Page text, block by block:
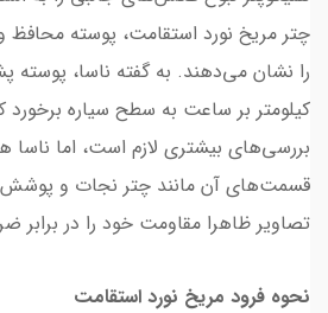
چتر مریخ نورد استقامت، پوسته
کیلومتر بر ساعت به سطح سیاره
بررسی‌های بیشتری لازم است، اما ناسا
قسمت‌های آن مانند چتر نجات و پوشش
تصاویر ظاهرا مقاومت خود را در برابر
نحوه فرود مریخ نورد استقامت